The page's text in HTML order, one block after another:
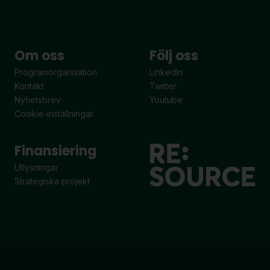
Om oss
Programorganisation
Kontakt
Nyhetsbrev
Cookie-inställningar
Följ oss
LinkedIn
Twitter
Youtube
Finansiering
Utlysningar
Strategiska projekt